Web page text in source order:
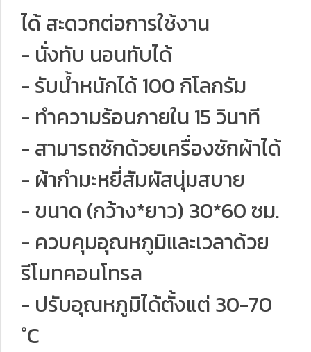
ได้ สะดวกต่อการใช้งาน
- นั่งทับ นอนทับได้
- รับน้ำหนักได้ 100 กิโลกรัม
- ทำความร้อนภายใน 15 วินาที
- สามารถซักด้วยเครื่องซักผ้าได้
- ผ้ากำมะหยี่สัมผัสนุ่มสบาย
- ขนาด (กว้าง*ยาว) 30*60 ซม.
- ควบคุมอุณหภูมิและเวลาด้วย
รีโมทคอนโทรล
- ปรับอุณหภูมิได้ตั้งแต่ 30-70
°C